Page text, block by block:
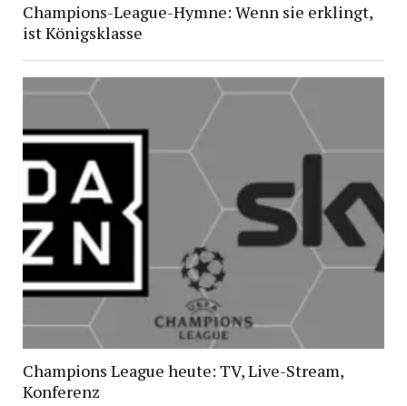
Champions-League-Hymne: Wenn sie erklingt,
ist Königsklasse
Champions League heute: TV, Live-Stream,
Konferenz